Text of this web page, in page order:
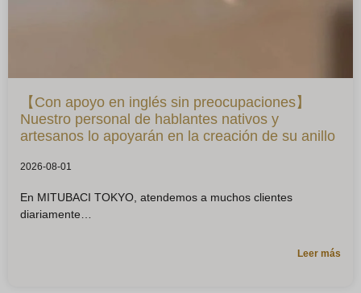
【Con apoyo en inglés sin preocupaciones】
Nuestro personal de hablantes nativos y
artesanos lo apoyarán en la creación de su anillo
2026-08-01
En MITUBACI TOKYO, atendemos a muchos clientes
diariamente
Leer más